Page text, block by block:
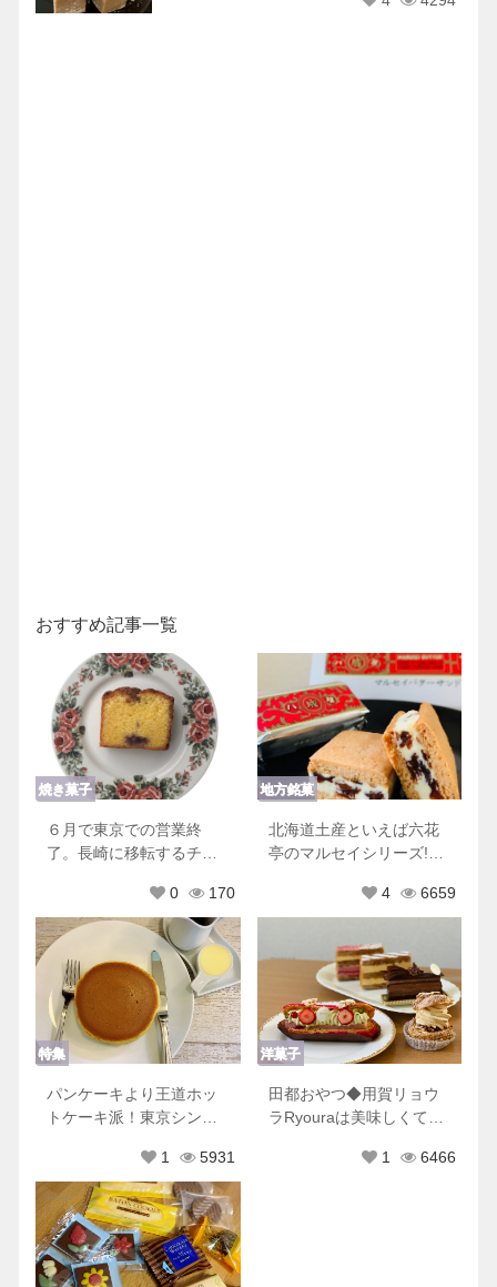
おすすめ記事一覧
焼き菓子
６月で東京での営業終
了。長崎に移転するチリ
0
170
地方銘菓
北海道土産といえば六花
亭のマルセイシリーズ!他
4
6659
特集
パンケーキより王道ホッ
トケーキ派！東京シンプ
1
5931
洋菓子
田都おやつ◆用賀リョウ
ラRyouraは美味しくて可
1 6466